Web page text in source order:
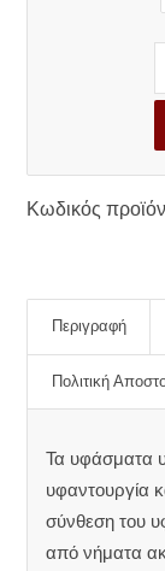
Κωδικός
Περιγραφή
Πολιτική
Τα υφάσματα
υφαντουργία
σύνθεση του
από νήματα